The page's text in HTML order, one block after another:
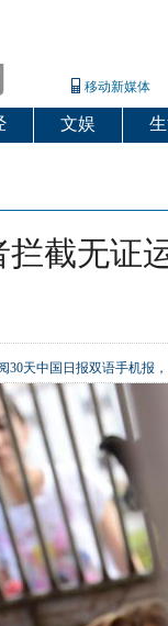
移动新媒体
文娱
拦截无证
30天中国日报双语手机报